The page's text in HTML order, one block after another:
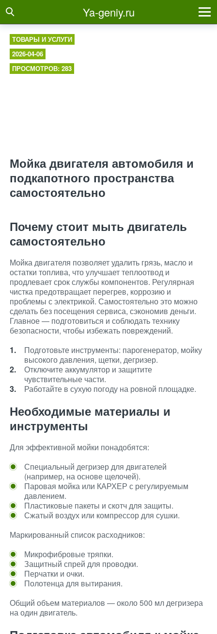
Ya-geniy.ru
ТОВАРЫ И УСЛУГИ
2026-04-06
ПРОСМОТРОВ: 283
Мойка двигателя автомобиля и
подкапотного пространства
самостоятельно
Почему стоит мыть двигатель
самостоятельно
Мойка двигателя позволяет удалить грязь, масло и
остатки топлива, что улучшает теплоотвод и
продлевает срок службы компонентов. Регулярная
чистка предотвращает перегрев, коррозию и
проблемы с электрикой. Самостоятельно это можно
сделать без посещения сервиса, сэкономив деньги.
Главное — подготовиться и соблюдать технику
безопасности, чтобы избежать повреждений.
Подготовьте инструменты: парогенератор, мойку
высокого давления, щетки, дегризер.
Отключите аккумулятор и защитите
чувствительные части.
Работайте в сухую погоду на ровной площадке.
Необходимые материалы и
инструменты
Для эффективной мойки понадобятся:
Специальный дегризер для двигателей
(например, на основе щелочей).
Паровая мойка или КАРХЕР с регулируемым
давлением.
Пластиковые пакеты и скотч для защиты.
Сжатый воздух или компрессор для сушки.
Маркированный список расходников:
Микрофибровые тряпки.
Защитный спрей для проводки.
Перчатки и очки.
Полотенца для вытирания.
Общий объем материалов — около 500 мл дегризера
на один двигатель.